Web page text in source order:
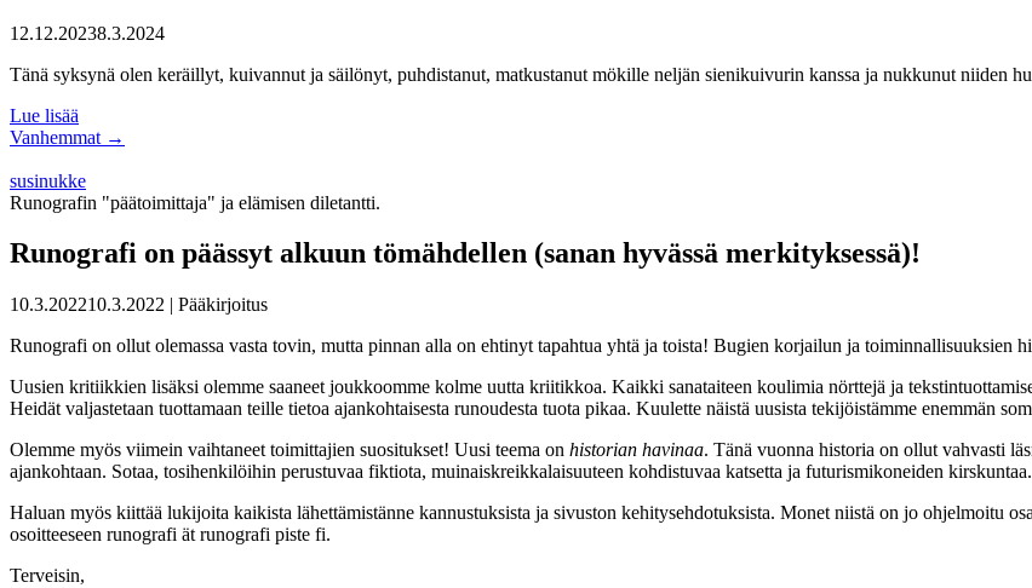
12.12.20238.3.2024
Tänä syksynä olen keräillyt, kuivannut ja säilönyt, puhdistanut, matkustanut mökille neljän sienikuivurin kanssa ja nukkunut niiden
Lue lisää
Vanhemmat →
susinukke
Runografin "päätoimittaja" ja elämisen diletantti.
Runografi on päässyt alkuun tömähdellen (sanan hyvässä merkityksessä)!
10.3.202210.3.2022 | Pääkirjoitus
Runografi on ollut olemassa vasta tovin, mutta pinnan alla on ehtinyt tapahtua yhtä ja toista! Bugien korjailun ja toiminnallisuuksien
Uusien kritiikkien lisäksi olemme saaneet joukkoomme kolme uutta kriitikkoa. Kaikki sanataiteen koulimia nörttejä ja
Heidät valjastetaan tuottamaan teille tietoa ajankohtaisesta runoudesta tuota pikaa. Kuulette näistä uusista tekijöistämme enemmän
Olemme myös viimein vaihtaneet toimittajien suositukset! Uusi teema on historian havinaa. Tänä vuonna historia on ollut vahvasti
ajankohtaan. Sotaa, tosihenkilöihin perustuvaa fiktiota, muinaiskreikkalaisuuteen kohdistuvaa katsetta ja futurismikoneiden kirskuntaa.
Haluan myös kiittää lukijoita kaikista lähettämistänne kannustuksista ja sivuston kehitysehdotuksista. Monet niistä on jo ohjelmoitu
osoitteeseen runografi ät runografi piste fi.
Terveisin,